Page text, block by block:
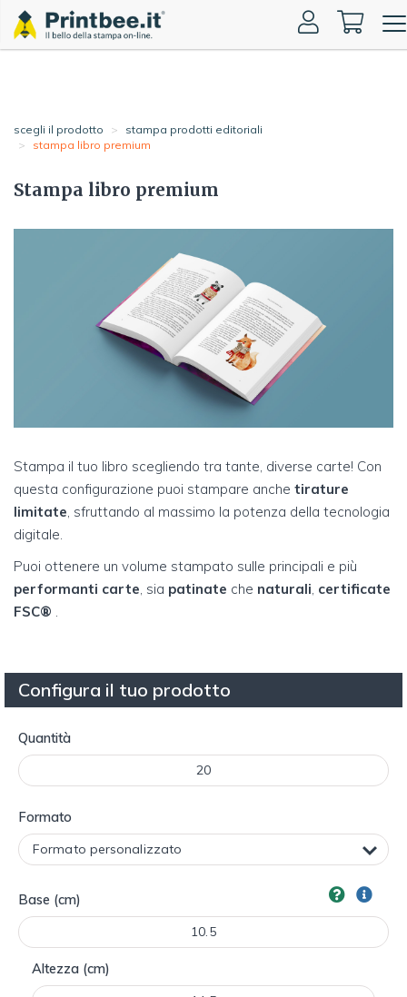
scegli il prodotto
stampa prodotti editoriali
stampa libro premium
Stampa libro premium
Stampa il tuo libro scegliendo tra tante, diverse carte! Con
questa configurazione puoi stampare anche tirature
limitate , sfruttando al massimo la potenza della tecnologia
digitale.
Puoi ottenere un volume stampato sulle principali e più
performanti carte , sia patinate che naturali certificate
FSC®
Configura il tuo prodotto
Quantità
Formato
Base (cm)
Altezza (cm)